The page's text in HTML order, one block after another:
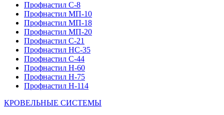
Профнастил С-8
Профнастил МП-10
Профнастил МП-18
Профнастил МП-20
Профнастил С-21
Профнастил НС-35
Профнастил С-44
Профнастил Н-60
Профнастил Н-75
Профнастил Н-114
КРОВЕЛЬНЫЕ СИСТЕМЫ